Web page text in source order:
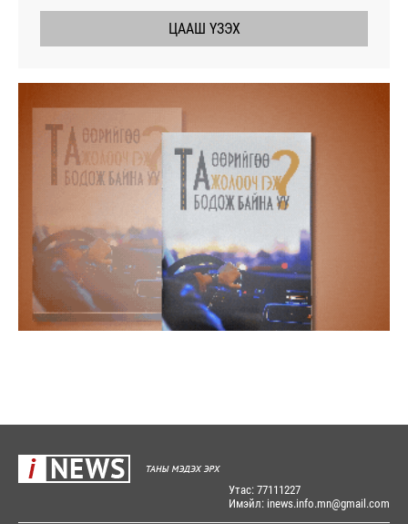
ЦААШ ҮЗЭХ
Утас: 77111227
Имэйл: inews.info.mn@gmail.com